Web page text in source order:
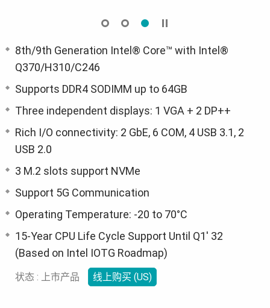
8th/9th Generation Intel® Core™ with Intel®
Q370/H310/C246
Supports DDR4 SODIMM up to 64GB
Three independent displays: 1 VGA + 2 DP++
Rich I/O connectivity: 2 GbE, 6 COM, 4 USB 3.1, 2
USB 2.0
3 M.2 slots support NVMe
Support 5G Communication
Operating Temperature: -20 to 70°C
15-Year CPU Life Cycle Support Until Q1' 32
(Based on Intel IOTG Roadmap)
状态 : 上市产品 线上购买 (US)